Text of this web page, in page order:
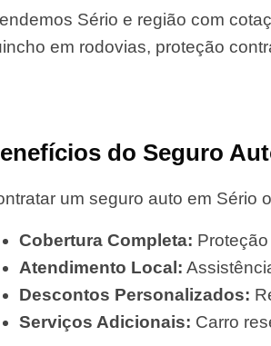
Sério e região com
em rodovias, proteção
do Seguro
um seguro auto em Sério
Cobertura Completa:
Atendimento Local:
Descontos Personalizados:
Serviços Adicionais: Carro